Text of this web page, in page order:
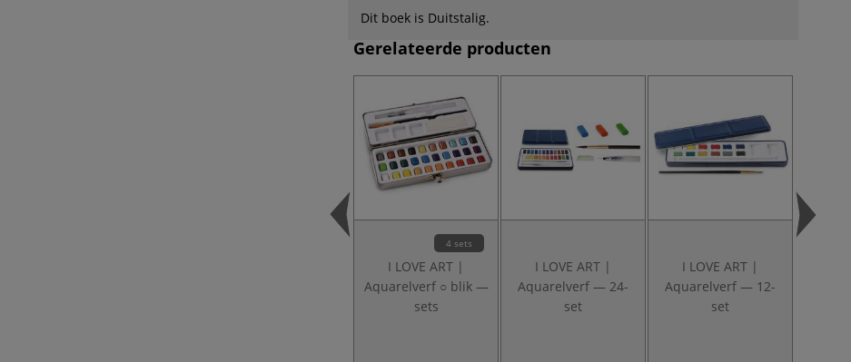
Dit boek is Duitstalig.
Gerelateerde producten
4 sets
I LOVE ART |
Aquarelverf ○ blik —
sets
I LOVE ART |
Aquarelverf — 24-
set
I LOVE ART |
Aquarelverf — 12-
set